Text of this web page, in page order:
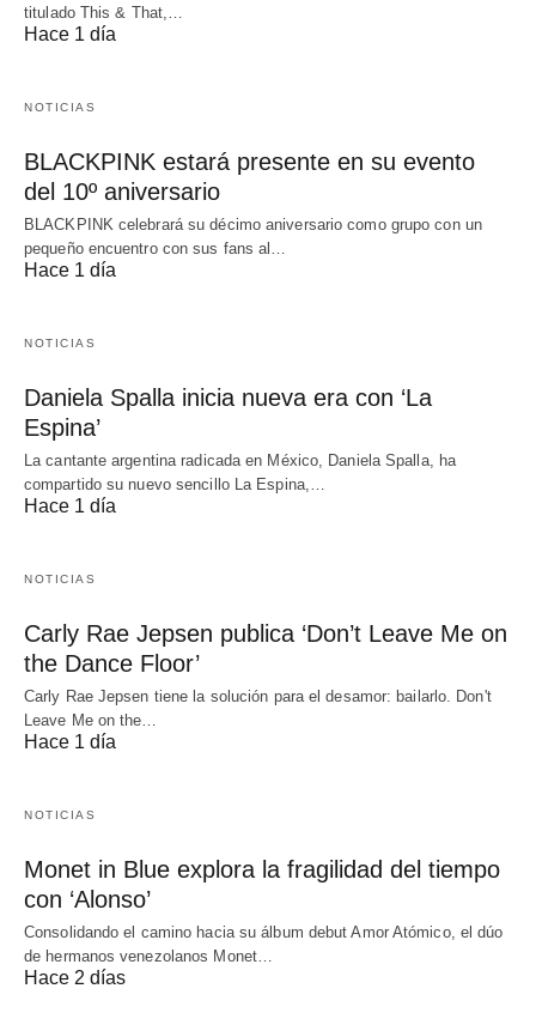
titulado This & That,…
Hace 1 día
NOTICIAS
BLACKPINK estará presente en su evento
del 10º aniversario
BLACKPINK celebrará su décimo aniversario como grupo con un
pequeño encuentro con sus fans al…
Hace 1 día
NOTICIAS
Daniela Spalla inicia nueva era con ‘La
Espina’
La cantante argentina radicada en México, Daniela Spalla, ha
compartido su nuevo sencillo La Espina,…
Hace 1 día
NOTICIAS
Carly Rae Jepsen publica ‘Don’t Leave Me on
the Dance Floor’
Carly Rae Jepsen tiene la solución para el desamor: bailarlo. Don't
Leave Me on the…
Hace 1 día
NOTICIAS
Monet in Blue explora la fragilidad del tiempo
con ‘Alonso’
Consolidando el camino hacia su álbum debut Amor Atómico, el dúo
de hermanos venezolanos Monet…
Hace 2 días